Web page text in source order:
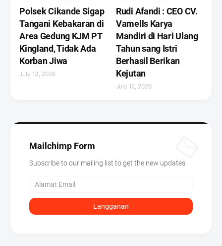
Polsek Cikande Sigap
Tangani Kebakaran di
Area Gedung KJM PT
Kingland, Tidak Ada
Korban Jiwa
July 13, 2026
Rudi Afandi : CEO CV.
Vamells Karya
Mandiri di Hari Ulang
Tahun sang Istri
Berhasil Berikan
Kejutan ‎
July 12, 2026
Mailchimp Form
Subscribe to our mailing list to get the new updates.